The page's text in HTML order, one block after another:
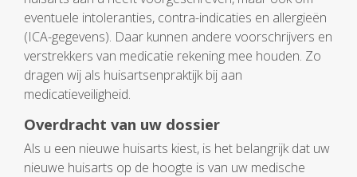
eventuele intoleranties, contra-indicaties en allergieën
(ICA-gegevens). Daar kunnen andere voorschrijvers en
verstrekkers van medicatie rekening mee houden. Zo
dragen wij als huisartsenpraktijk bij aan
medicatieveiligheid.
Overdracht van uw dossier
Als u een nieuwe huisarts kiest, is het belangrijk dat uw
nieuwe huisarts op de hoogte is van uw medische